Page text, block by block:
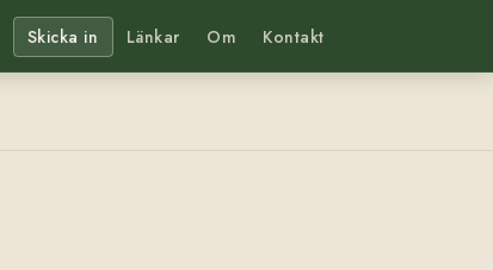
Skicka in Länkar Om Kontakt